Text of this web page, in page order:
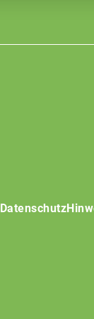
Datenschutz